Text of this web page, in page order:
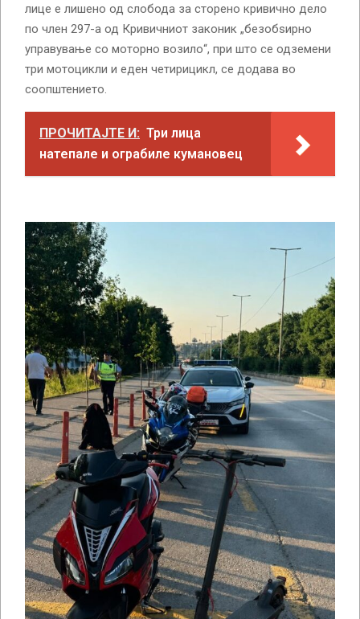
лице е лишено од слобода за сторено кривично дело
по член 297-а од Кривичниот законик „безобѕирно
управување со моторно возило“, при што се одземени
три мотоцикли и еден четирицикл, се додава во
соопштението.
ПРОЧИТАЈТЕ И: Три лица
натепале и ограбиле кумановец